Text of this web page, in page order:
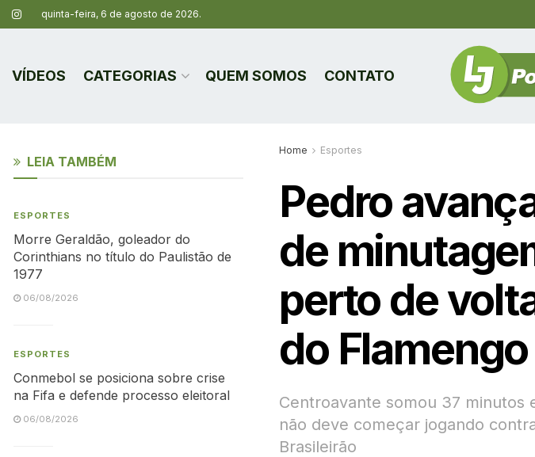
quinta-feira, 6 de agosto de 2026.
VÍDEOS CATEGORIAS QUEM SOMOS CONTATO
Home Esportes
Pedro
de
perto de
do Flamengo
Centroavante somou 37 minutos
não deve começar jogando
Brasileirão
LEIA TAMBÉM
ESPORTES
Morre Geraldão, goleador do
Corinthians no título do Paulistão de
1977
06/08/2026
ESPORTES
Conmebol se posiciona sobre crise
na Fifa e defende processo eleitoral
06/08/2026